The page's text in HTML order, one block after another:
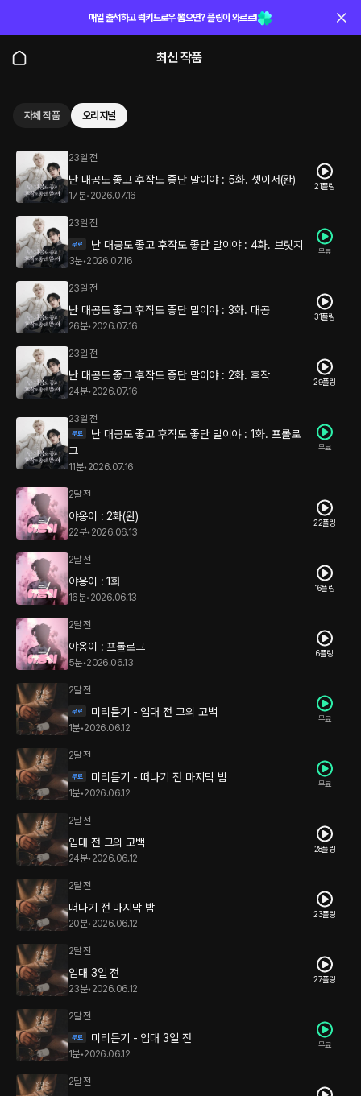
매일 출석하고 럭키드로우 뽑으면? 플링이 와르르!
최신 작품
자체 작품 오리지널
23일 전
난 대공도 좋고 후작도 좋단 말이야 : 5화. 셋이서(완)
17분• 2026.07.16
21플링
23일 전
난 대공도 좋고 후작도 좋단 말이야 : 4화. 브릿지
3분•2026.07.16
무료
23일 전
난 대공도 좋고 후작도 좋단 말이야 : 3화. 대공
26분• 2026.07.16
31플링
23일 전
난 대공도 좋고 후작도 좋단 말이야 : 2화. 후작
24분• 2026.07.16
29플링
23일 전
난 대공도 좋고 후작도 좋단 말이야 : 1화. 프롤로
그
11분• 2026.07.16
무료
2달 전
야옹이 : 2화(완)
22분• 2026.06.13
22플링
2달 전
야옹이 : 1화
16분• 2026.06.13
16플링
2달 전
야옹이 : 프롤로그
5분•2026.06.13
6플링
2달 전
미리듣기 - 입대 전 그의 고백
1분•2026.06.12
무료
2달 전
미리듣기 - 떠나기 전 마지막 밤
1분•2026.06.12
무료
2달 전
입대 전 그의 고백
24분• 2026.06.12
28플링
2달 전
떠나기 전 마지막 밤
20분• 2026.06.12
23플링
2달 전
입대 3일 전
23분• 2026.06.12
27플링
2달 전
미리듣기 - 입대 3일 전
1분•2026.06.12
무료
2달 전